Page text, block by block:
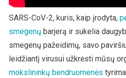
SARS-CoV-2, kuris, kaip įrodyta,
smegenų barjerą ir sukelia
smegenų pažeidimų, savo
leidžiantį virusui užkrėsti mūsų
mokslininkų bendruomenės